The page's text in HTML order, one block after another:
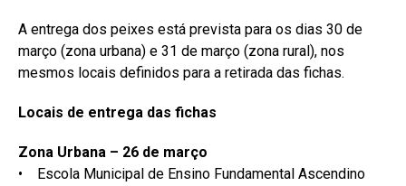
A entrega dos peixes está prevista para os dias 30 de
março (zona urbana) e 31 de março (zona rural), nos
mesmos locais definidos para a retirada das fichas.
Locais de entrega das fichas
Zona Urbana – 26 de março
• Escola Municipal de Ensino Fundamental Ascendino